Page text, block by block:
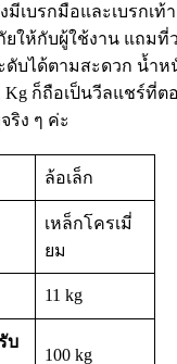
เบรกมือและเบรกเท้
ให้กับผู้ใช้งาน แถมที่
ดับได้ตามสะดวก น้ำห
Kg ก็ถือเป็นวีลแชร์ที่ต
ริง ๆ ค่ะ
ล้อเล็ก
เหล็กโครเมี่
ยม
11 kg
บ
100 kg